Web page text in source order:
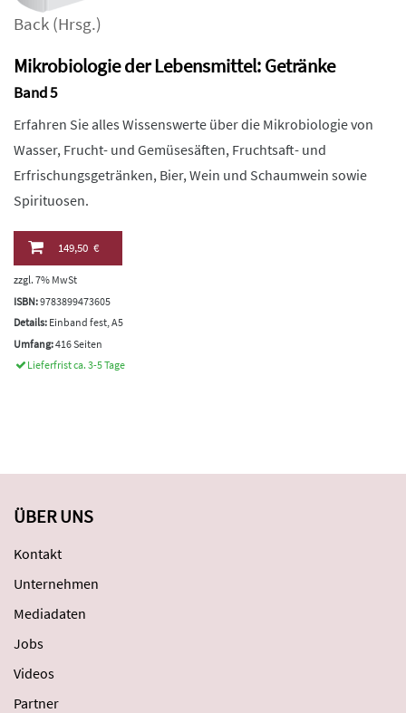
Back (Hrsg.)
Mikrobiologie der Lebensmittel: Getränke
Band 5
Erfahren Sie alles Wissenswerte über die Mikrobiologie von
Wasser, Frucht- und Gemüsesäften, Fruchtsaft- und
Erfrischungsgetränken, Bier, Wein und Schaumwein sowie
Spirituosen.
149,50 €
zzgl. 7% MwSt
ISBN:9783899473605
Details: Einband fest, A5
Umfang:416 Seiten
Lieferfrist ca. 3-5 Tage
ÜBER UNS
Kontakt
Unternehmen
Mediadaten
Jobs
Videos
Partner